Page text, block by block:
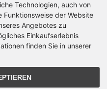
Technologien, auch von
der Website
Angebotes zu
Einkaufserlebnis
finden Sie in unserer